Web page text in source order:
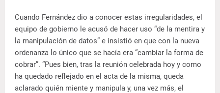
Cuando Fernández dio a conocer estas irregularidades, el
equipo de gobierno le acusó de hacer uso “de la mentira y
la manipulación de datos” e insistió en que con la nueva
ordenanza lo único que se hacía era “cambiar la forma de
cobrar”. “Pues bien, tras la reunión celebrada hoy y como
ha quedado reflejado en el acta de la misma, queda
aclarado quién miente y manipula y, una vez más, el